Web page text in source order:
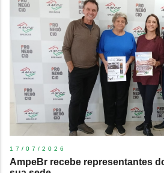
17/07/2026
AmpeBr recebe representantes